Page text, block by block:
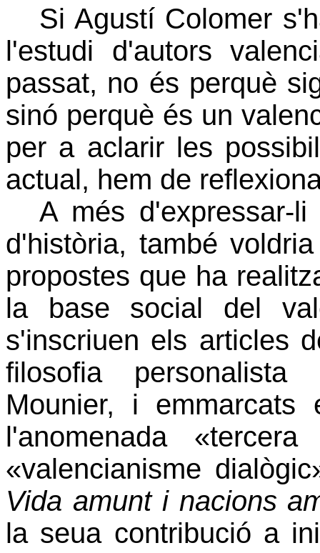
Si Agustí Colomer
l'estudi d'autors
passat, no és perquè
sinó perquè és un
per a aclarir les
actual, hem de
A més d'expressar-
d'història, també
propostes que ha
la base social del
s'inscriuen els articles
filosofia personalista
Mounier, i emmarcats
l'anomenada
«valencianisme
Vida amunt i nacions
la seua contribució a